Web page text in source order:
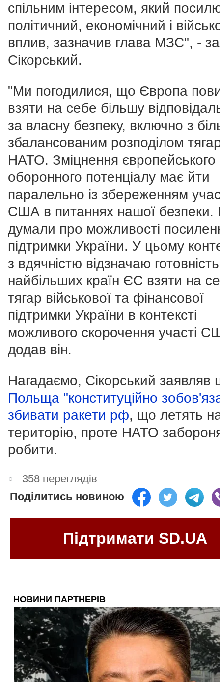
спільним інтересом, який
політичний, економічний і
вплив, зазначив глава МЗС", -
Сікорський.
"Ми погодилися, що Європа
взяти на себе більшу
за власну безпеку, включно з
збалансованим розподілом
НАТО. Зміцнення європейського
оборонного потенціалу має йти
паралельно із збереженням
США в питаннях нашої безпеки.
думали про можливості
підтримки України. У цьому
з вдячністю відзначаю готовність
найбільших країн ЄС взяти на
тягар військової та фінансової
підтримки України в контексті
можливого скорочення участі
додав він.
Нагадаємо, Сікорський заявляв
Польща "конституційно
збивати ракети рф, що летять на
територію, проте НАТО
робити.
358 переглядів
Поділитись новиною
Підтримати SD.UA